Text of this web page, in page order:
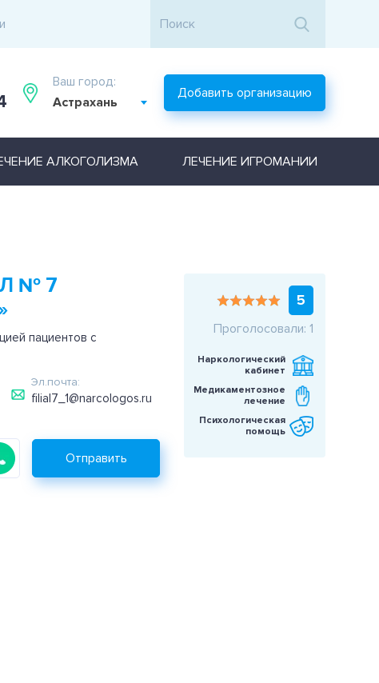
Ваш город:
Астрахань
Добавить организацию
АЛКОГОЛИЗМА ЛЕЧЕНИЕ ИГРОМАНИИ
№ 7
пациентов с
Эл.почта:
filial7_1@narcologos.ru
Отправить
5
Проголосовали: 1
Наркологический
кабинет
Медикаментозное
лечение
Психологическая
помощь